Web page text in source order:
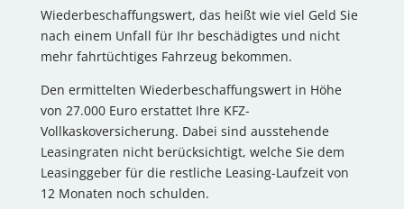
Wiederbeschaffungswert, das heißt wie viel Geld Sie
nach einem Unfall für Ihr beschädigtes und nicht
mehr fahrtüchtiges Fahrzeug bekommen.
Den ermittelten Wiederbeschaffungswert in Höhe
von 27.000 Euro erstattet Ihre KFZ-
Vollkaskoversicherung. Dabei sind ausstehende
Leasingraten nicht berücksichtigt, welche Sie dem
Leasinggeber für die restliche Leasing-Laufzeit von
12 Monaten noch schulden.